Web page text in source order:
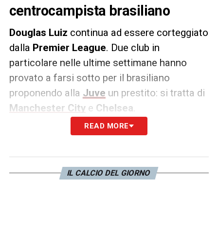
centrocampista brasiliano
Douglas Luiz continua ad essere corteggiato
dalla Premier League. Due club in
particolare nelle ultime settimane hanno
provato a farsi sotto per il brasiliano
proponendo alla Juve un prestito: si tratta di
Manchester Citye Chelsea
Tuttavia i bianconeri hanno prontamente
escludere a priori ma soltanto di fronte a
READ MORE
IL CALCIO DEL GIORNO